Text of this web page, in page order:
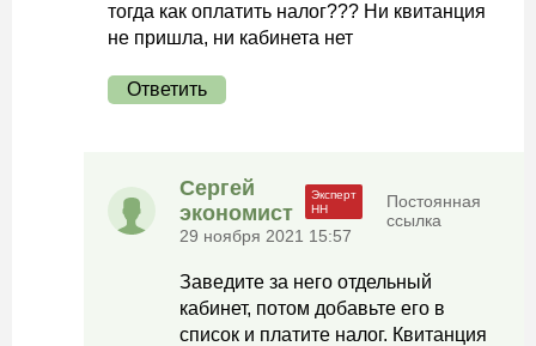
тогда как оплатить налог??? Ни квитанция
не пришла, ни кабинета нет
Ответить
Сергей
экономист
29 ноября 2021 15:57
Постоянная
ссылка
Заведите за него отдельный
кабинет, потом добавьте его в
список и платите налог. Квитанция